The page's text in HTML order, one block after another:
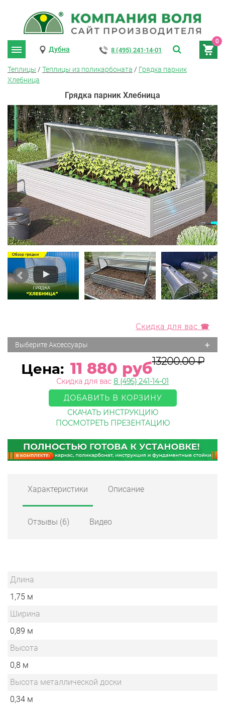
0
Дубна 8 (495) 241-14-01
Теплицы / Теплицы из поликарбоната / Грядка парник
Хлебница
Грядка парник Хлебница
Скидка для вас ☎
Выберите Аксессуары +
Цена: 11 880 руб13200.00₽
Скидка для вас 8 (495) 241-14-01
ДОБАВИТЬ В КОРЗИНУ
СКАЧАТЬ ИНСТРУКЦИЮ
ПОСМОТРЕТЬ ПРЕЗЕНТАЦИЮ
Характеристики Описание
Отзывы (6) Видео
Длина
1,75 м
Ширина
0,89 м
Высота
0,8 м
Высота металлической доски
0,34 м